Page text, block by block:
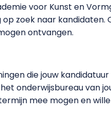
voor Kunst en
zoek naar kandidaten.
ontvangen.
die jouw
onderwijsbureau van
mee mogen en